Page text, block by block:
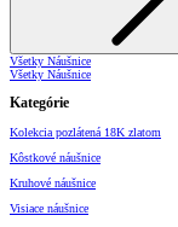
Všetky Náušnice
Všetky Náušnice
Kategórie
Kolekcia pozlátená 18K zlatom
Kôstkové náušnice
Kruhové náušnice
Visiace náušnice